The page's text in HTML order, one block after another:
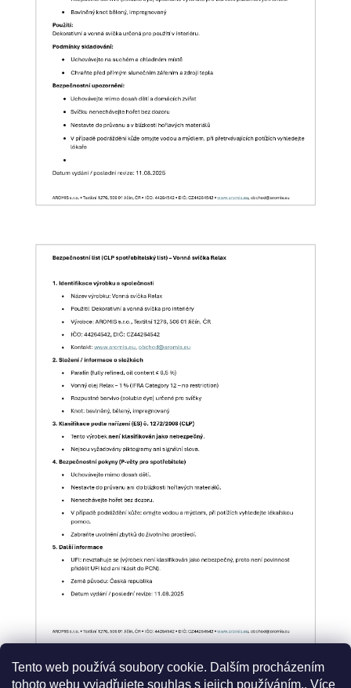
Tento web používá soubory cookie. Dalším procházením
tohoto webu vyjadřujete souhlas s jejich používáním.. Více